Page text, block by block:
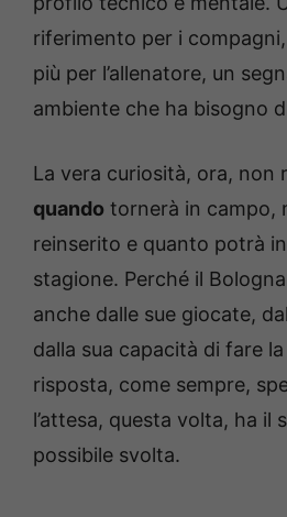
riferimento per i
più per l’allenatore, un
ambiente che ha bisogno
La vera curiosità, ora, non
quando tornerà in campo,
reinserito e quanto potrà
stagione. Perché il
anche dalle sue giocate,
dalla sua capacità di fare
risposta, come sempre,
l’attesa, questa volta, ha il
possibile svolta.